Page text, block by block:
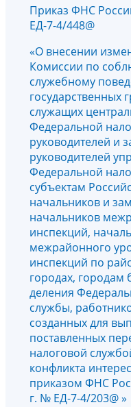
Приказ ФНС
ЕД-7-4/448@
«О внесении
Комиссии по
служебному
государственных
служащих
Федеральной
руководителей и
руководителей
Федеральной
субъектам
начальников и
начальников
инспекций,
межрайонного
инспекций по
городах, городам
деления
службы,
созданных для
поставленных
налоговой
конфликта
приказом ФНС
г. № ЕД-7-4/203@ »